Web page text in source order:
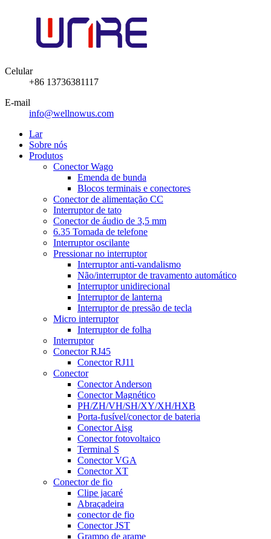
Celular
+86 13736381117
E-mail
info@wellnowus.com
Lar
Sobre nós
Produtos
Conector Wago
Emenda de bunda
Blocos terminais e conectores
Conector de alimentação CC
Interruptor de tato
Conector de áudio de 3,5 mm
6.35 Tomada de telefone
Interruptor oscilante
Pressionar no interruptor
Interruptor anti-vandalismo
Não/interruptor de travamento automático
Interruptor unidirecional
Interruptor de lanterna
Interruptor de pressão de tecla
Micro interruptor
Interruptor de folha
Interruptor
Conector RJ45
Conector RJ11
Conector
Conector Anderson
Conector Magnético
PH/ZH/VH/SH/XY/XH/HXB
Porta-fusível/conector de bateria
Conector Aisg
Conector fotovoltaico
Terminal S
Conector VGA
Conector XT
Conector de fio
Clipe jacaré
Abraçadeira
conector de fio
Conector JST
Grampo de arame